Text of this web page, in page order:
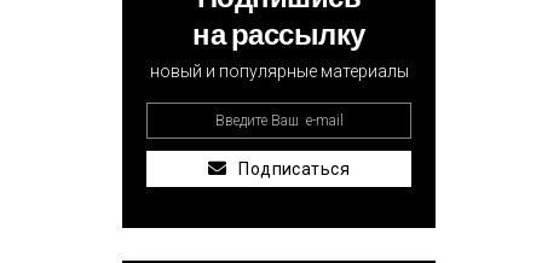
на рассылку
новый и популярные материалы
Подписаться